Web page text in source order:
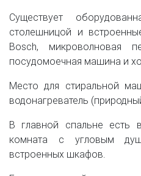
Существует
столешницой и
Bosch, микроволновая
посудомоечная машина и
Место для стиральной
водонагреватель
В главной спальне есть
комната с угловым
встроенных шкафов.